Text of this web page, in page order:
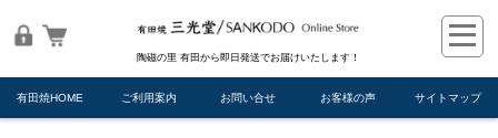
陶磁の里 有田から即日発送でお届けいたします！
有田焼HOME ご利用案内 お問い合せ お客様の声 サイトマップ